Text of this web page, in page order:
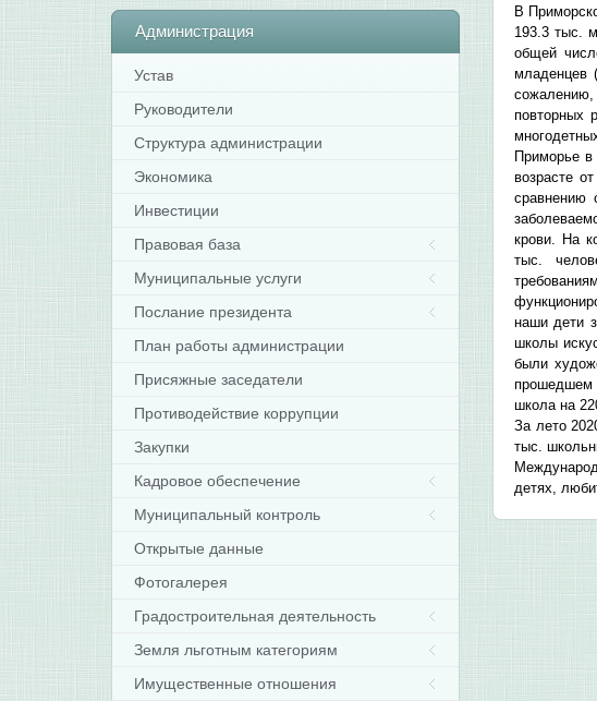
В
193.3 тыс.
общей
младенцев
повторных
Приморье
возрасте
сравнению
крови. На
тыс.
наши дети
школы
были
прошедшем
школа на
За лето
тыс.
детях,
Администрация
Устав
Руководители
Структура администрации
Экономика
Инвестиции
Правовая база
Муниципальные услуги
Послание президента
План работы администрации
Присяжные заседатели
Противодействие коррупции
Закупки
Кадровое обеспечение
Муниципальный контроль
Открытые данные
Фотогалерея
Градостроительная деятельность
Земля льготным категориям
Имущественные отношения